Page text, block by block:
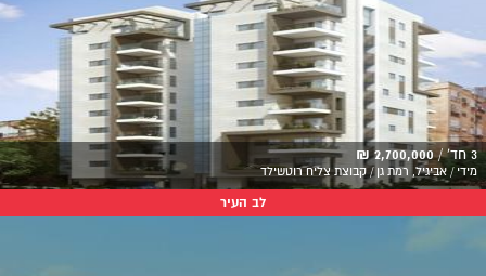
3 חד' / 2,700,000 ₪
מידי / אביגיל, רמת גן / קבוצת צליח רוטשילד
לב העיר